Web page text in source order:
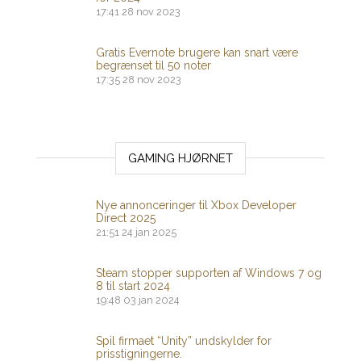
17:41 28 nov 2023
Gratis Evernote brugere kan snart være
begrænset til 50 noter
17:35 28 nov 2023
GAMING HJØRNET
Nye annonceringer til Xbox Developer
Direct 2025
21:51 24 jan 2025
Steam stopper supporten af ​​Windows 7 og
8 til start 2024
19:48 03 jan 2024
Spil firmaet “Unity” undskylder for
prisstigningerne.